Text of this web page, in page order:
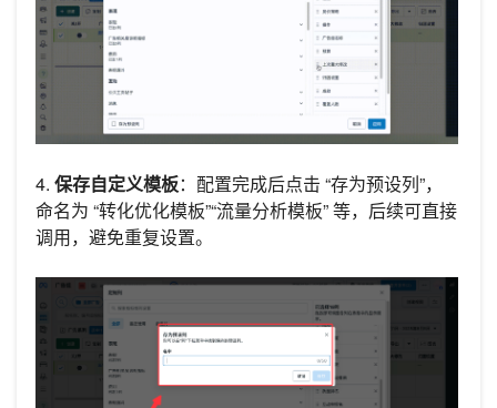
4. 保存自定义模板：配置完成后点击 “存为预设列”，
命名为 “转化优化模板”“流量分析模板” 等，后续可直接
调用，避免重复设置。